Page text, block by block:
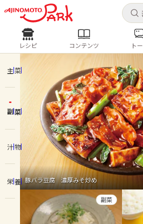
ログインするとレシピを保存
ログイン
ホーム
コンテンツ
レシピ
トーク
レシピ
人気の食材・レシピ
きゅうり なす トマト
ピーマン
みょうが ゴーヤ
レシピ コンテンツ ト
主菜
副菜
汁物
栄養 豚バラ豆腐 濃厚みそ炒め
副菜